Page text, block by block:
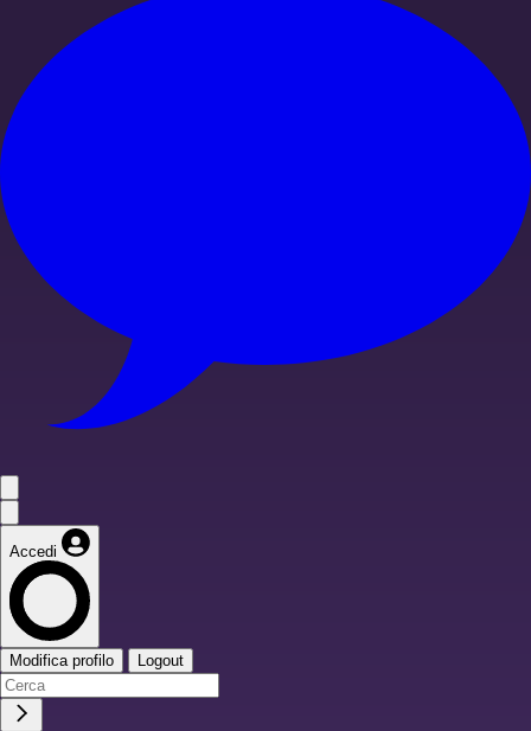
Accedi
Modifica profilo Logout